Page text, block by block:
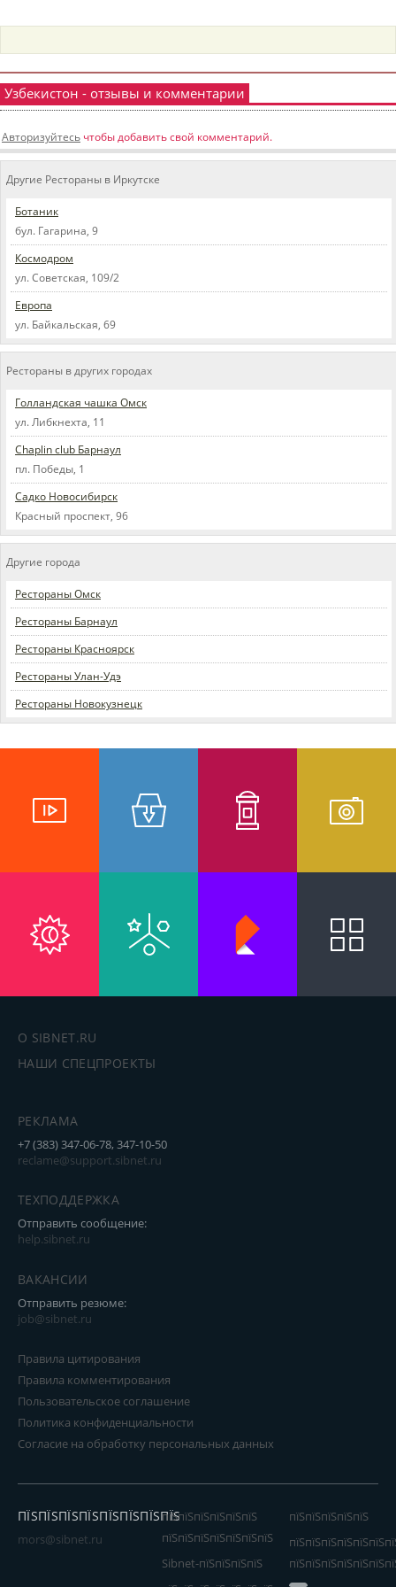
пїЅпїЅпїЅ
пїЅпїЅпїЅпїЅпїЅпїЅпїЅпїЅпїЅпїЅпїЅ
пїЅпїЅпїЅ
пїЅпїЅпїЅ пїЅпїЅпїЅпїЅпїЅ
пїЅпїЅпїЅ пїЅпїЅпїЅпїЅпїЅпїЅ
пїЅпїЅпїЅпїЅпїЅ
пїЅпїЅпїЅпїЅпїЅпїЅпїЅпїЅпїЅпїЅ
пїЅпїЅпїЅпїЅпїЅпїЅпїЅпїЅпїЅпїЅ
Узбекистон - отзывы и комментарии
Авторизуйтесь чтобы добавить свой комментарий.
Другие Рестораны в Иркутске
Ботаник
бул. Гагарина, 9
Космодром
ул. Советская, 109/2
Европа
ул. Байкальская, 69
Рестораны в других городах
Голландская чашка Омск
ул. Либкнехта, 11
Chaplin club Барнаул
пл. Победы, 1
Садко Новосибирск
Красный проспект, 96
Другие города
Рестораны Омск
Рестораны Барнаул
Рестораны Красноярск
Рестораны Улан-Удэ
Рестораны Новокузнецк
О SIBNET.RU
НАШИ СПЕЦПРОЕКТЫ
РЕКЛАМА
+7 (383) 347-06-78, 347-10-50
reclame@support.sibnet.ru
ТЕХПОДДЕРЖКА
Отправить сообщение:
help.sibnet.ru
ВАКАНСИИ
Отправить резюме:
job@sibnet.ru
Правила цитирования
Правила комментирования
Пользовательское соглашение
Политика конфиденциальности
Согласие на обработку персональных данных
ПЇЅПЇЅПЇЅПЇЅПЇЅПЇЅПЇЅПЇЅ
mors@sibnet.ru
пїЅпїЅпїЅпїЅпїЅпїЅ
пїЅпїЅпїЅпїЅпїЅпїЅпїЅ
Sibnet-пїЅпїЅпїЅпїЅ
пїЅпїЅпїЅпїЅпїЅ